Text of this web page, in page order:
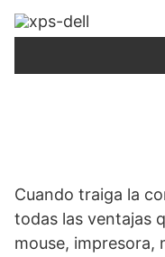
Cuando traiga la
todas las ventajas
mouse, impresora,